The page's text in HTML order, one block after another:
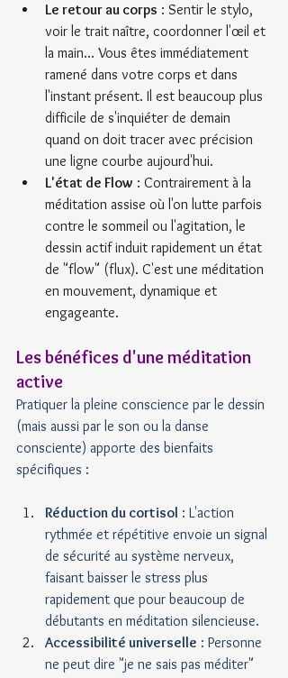
Le retour au corps : Sentir le stylo,
voir le trait naître, coordonner l'œil et
la main... Vous êtes immédiatement
ramené dans votre corps et dans
l'instant présent. Il est beaucoup plus
difficile de s'inquiéter de demain
quand on doit tracer avec précision
une ligne courbe aujourd'hui.
L'état de Flow : Contrairement à la
méditation assise où l'on lutte parfois
contre le sommeil ou l'agitation, le
dessin actif induit rapidement un état
de "flow" (flux). C'est une méditation
en mouvement, dynamique et
engageante.
Les bénéfices d'une méditation
active
Pratiquer la pleine conscience par le dessin
(mais aussi par le son ou la danse
consciente) apporte des bienfaits
spécifiques :
Réduction du cortisol : L'action
rythmée et répétitive envoie un signal
de sécurité au système nerveux,
faisant baisser le stress plus
rapidement que pour beaucoup de
débutants en méditation silencieuse.
Accessibilité universelle : Personne
ne peut dire "je ne sais pas méditer"